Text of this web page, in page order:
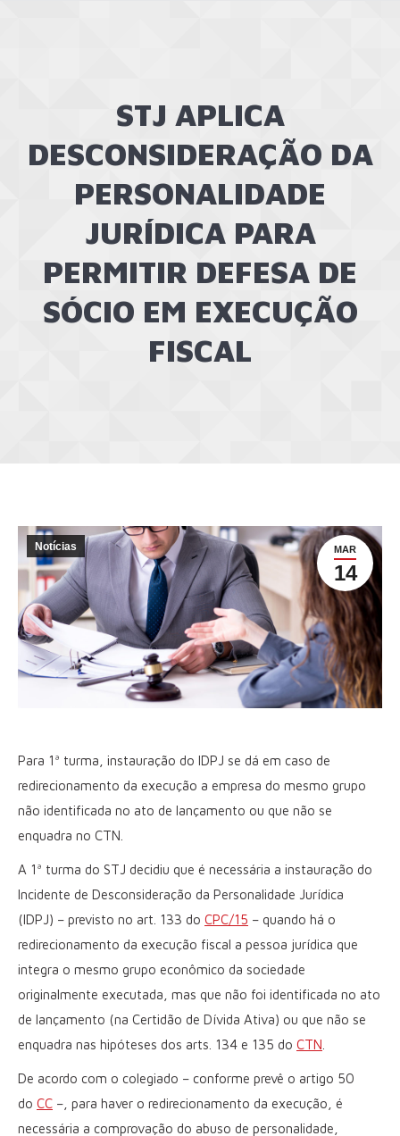
STJ APLICA
DESCONSIDERAÇÃO DA
PERSONALIDADE
JURÍDICA PARA
PERMITIR DEFESA DE
SÓCIO EM EXECUÇÃO
FISCAL
MAR
14
Notícias
Para 1ª turma, instauração do IDPJ se dá em caso de
redirecionamento da execução a empresa do mesmo grupo
não identificada no ato de lançamento ou que não se
enquadra no CTN.
A 1ª turma do STJ decidiu que é necessária a instauração do
Incidente de Desconsideração da Personalidade Jurídica
(IDPJ) – previsto no art. 133 do CPC/15 – quando há o
redirecionamento da execução fiscal a pessoa jurídica que
integra o mesmo grupo econômico da sociedade
originalmente executada, mas que não foi identificada no ato
de lançamento (na Certidão de Dívida Ativa) ou que não se
enquadra nas hipóteses dos arts. 134 e 135 do CTN
De acordo com o colegiado – conforme prevê o artigo 50
do CC –, para haver o redirecionamento da execução, é
necessária a comprovação do abuso de personalidade,